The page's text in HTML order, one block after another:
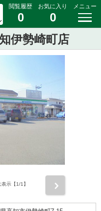
閲覧履歴
0
お気に入り
0
メニュー
伊勢崎町店
表示【1/1】